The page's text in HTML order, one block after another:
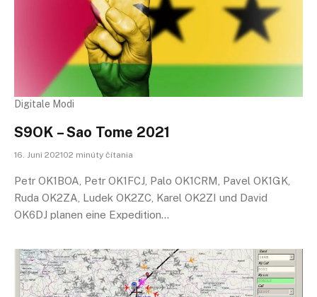
Digitale Modi
S9OK – Sao Tome 2021
16. Juni 202102 minúty čítania
Petr OK1BOA, Petr OK1FCJ, Palo OK1CRM, Pavel OK1GK,
Ruda OK2ZA, Ludek OK2ZC, Karel OK2ZI und David
OK6DJ planen eine Expedition…